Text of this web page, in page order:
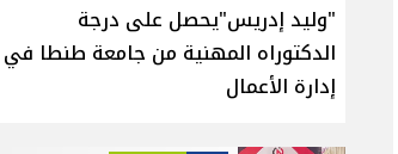
"وليد إدريس"يحصل على درجة
الدكتوراه المهنية من جامعة طنطا في
إدارة الأعمال